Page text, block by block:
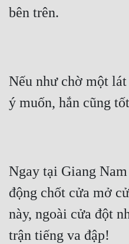
bên trên.
Nếu như chờ một
ý muốn, hắn cũng
Ngay tại Giang
động chốt cửa mở
này, ngoài cửa đột
trận tiếng va đập!